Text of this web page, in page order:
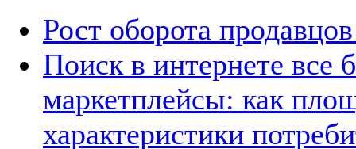
Рост оборота
Поиск в интернете все
маркетплейсы: как
характеристики